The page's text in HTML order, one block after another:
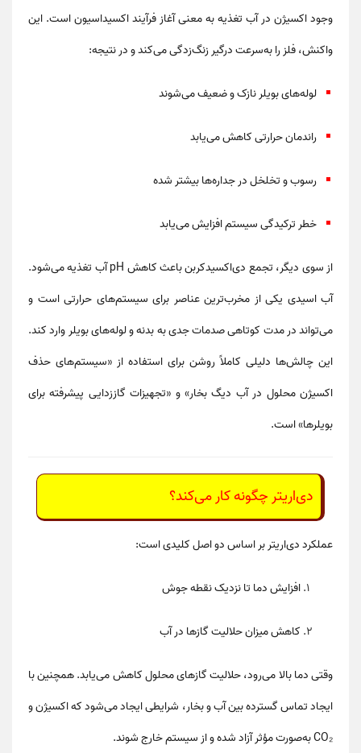
وجود اکسیژن در آب تغذیه به معنی آغاز فرآینداکسیداسیوناست. این
واکنش، فلز را به‌سرعت درگیر زنگ‌زدگی می‌کند و در نتیجه:
لوله‌های بویلر نازک و ضعیف می‌شوند
راندمان حرارتی کاهش می‌یابد
رسوب و تخلخل‌ در جداره‌ها بیشتر شده
خطر ترکیدگی سیستم افزایش می‌یابد
از سوی دیگر، تجمع دی‌اکسیدکربن باعثکاهش pH آب تغذیه
می‌شود.
آب اسیدی یکی از مخرب‌ترین عناصر برای سیستم‌های حرارتی است و
می‌تواند در مدت کوتاهی صدمات جدی به بدنه و لوله‌های بویلر وارد کند.
این چالش‌ها دلیلی کاملاً روشن برای استفاده از «سیستم‌های حذف
اکسیژن محلول در آب دیگ بخار»و «تجهیزات گاززدایی پیشرفته برای
بویلرها»است.
دی‌اریتر چگونه کار می‌کند؟
عملکرد دی‌اریتر بر اساس دو اصل کلیدی است:
افزایش دما تا نزدیک نقطه جوش
کاهش میزان حلالیت گازها در آب
وقتی دما بالا می‌رود، حلالیت گازهای محلول کاهش می‌یابد. همچنین با
ایجاد تماس گسترده بین آب و بخار، شرایطی ایجاد می‌شود که اکسیژن و
CO₂ به‌صورت مؤثر آزاد شده و از سیستم خارج شوند.